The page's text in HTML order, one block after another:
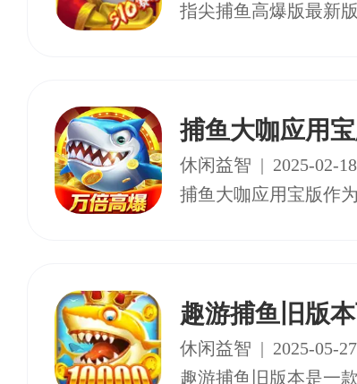
捕鱼大咖应用
休闲益智 | 2025-02-18
趣游捕鱼旧版
休闲益智 | 2025-05-27